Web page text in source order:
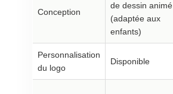
Conception
de dessin animé
(adaptée aux
enfants)
Personnalisation
du logo
Disponible